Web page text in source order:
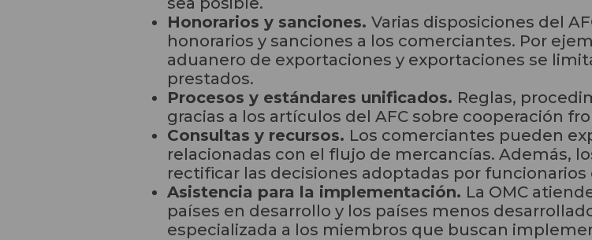
Honorarios y sanciones. Varias disposiciones del
honorarios y sanciones a los comerciantes. Por
aduanero de exportaciones y exportaciones se
prestados.
Procesos y estándares unificados. Reglas,
gracias a los artículos del AFC sobre cooperación
Consultas y recursos. Los comerciantes pueden
relacionadas con el flujo de mercancías. Además,
rectificar las decisiones adoptadas por funcionarios
Asistencia para la implementación. La OMC
países en desarrollo y los países menos
especializada a los miembros que buscan